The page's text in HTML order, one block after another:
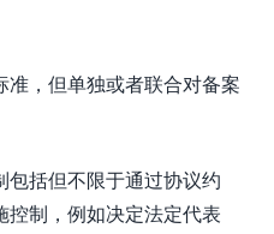
准，但单独或者联合对备案
包括但不限于通过协议约
控制，例如决定法定代表